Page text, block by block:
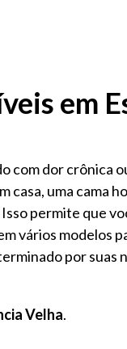
em
com dor crônica
uma cama
permite que
vários modelos
por suas
Velha.